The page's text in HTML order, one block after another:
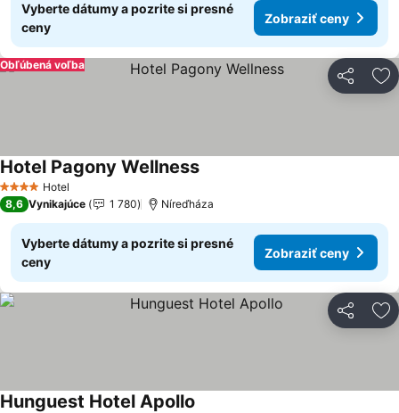
Vyberte dátumy a pozrite si presné
ceny
Zobraziť ceny
Zdieľať
Obľúbená voľba
4 Počet hviezdičiek
Hotel
Hotel Pagony Wellness
8,6 Vynikajúce 1 780 Níreďháza
Vyberte dátumy a pozrite si presné
ceny
Zobraziť ceny
Zdieľať
Hunguest Hotel Apollo